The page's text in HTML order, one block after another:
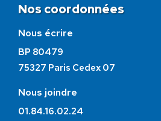
Nos coordonnées
Nous écrire
BP 80479
75327 Paris Cedex 07
Nous joindre
01.84.16.02.24